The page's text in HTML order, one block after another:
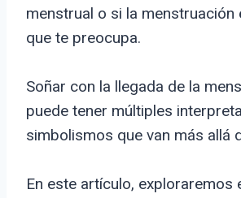
menstrual o si la menstruación
que te preocupa.
Soñar con la llegada de la
puede tener múltiples
simbolismos que van más allá
En este artículo, exploraremos